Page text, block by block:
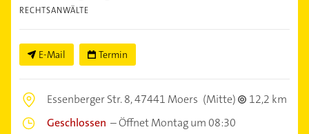
RECHTSANWÄLTE
E-Mail Termin
Essenberger Str. 8,47441 Moers (Mitte)
12,2 km
Geschlossen –Öffnet Montag um 08:30